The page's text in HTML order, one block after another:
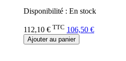
Disponibilité : En stock
112,10 € TTC 106,50 €
Ajouter au panier